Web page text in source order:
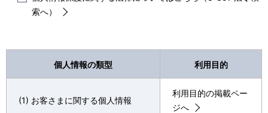
索へ）
個人情報の類型 利用目的
(1) お客さまに関する個人情報
利用目的の掲載ペー
ジへ